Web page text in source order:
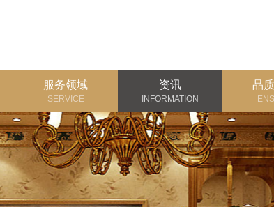
服务领域
SERVICE
资讯
INFORMATION
品